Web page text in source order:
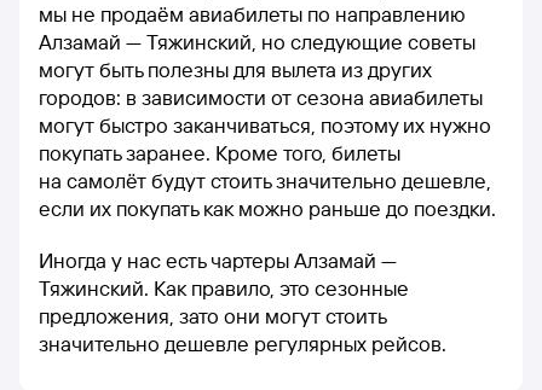
мы не продаём авиабилеты по направлению
Алзамай — Тяжинский, но следующие советы
могут быть полезны для вылета из других
городов: в зависимости от сезона авиабилеты
могут быстро заканчиваться, поэтому их нужно
покупать заранее. Кроме того, билеты
на самолёт будут стоить значительно дешевле,
если их покупать как можно раньше до поездки.
Иногда у нас есть чартеры Алзамай —
Тяжинский. Как правило, это сезонные
предложения, зато они могут стоить
значительно дешевле регулярных рейсов.